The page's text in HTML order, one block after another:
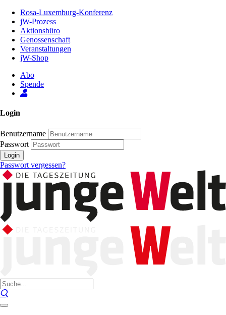
Inhalt
Seite
Rosa-Luxemburg-Konferenz
jW-Prozess
Aktionsbüro
Genossenschaft
Veranstaltungen
jW-Shop
Abo
Spende
Login
Benutzername
Passwort
Login
Passwort vergessen?